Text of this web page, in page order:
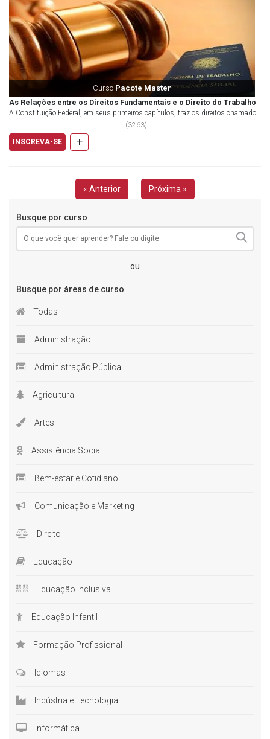
Curso Pacote Master
As Relações entre os Direitos Fundamentais e o Direito do Trabalho
A Constituição Federal, em seus primeiros capítulos, traz os direitos chamados
(3263)
INSCREVA-SE
+
« Anterior Próxima »
Busque por curso
ou
Busque por áreas de curso
Todas
Administração
Administração Pública
Agricultura
Artes
Assistência Social
Bem-estar e Cotidiano
Comunicação e Marketing
Direito
Educação
Educação Inclusiva
Educação Infantil
Formação Profissional
Idiomas
Indústria e Tecnologia
Informática